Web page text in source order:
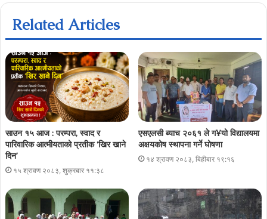
Related Articles
साउन १५ आज : परम्परा, स्वाद र
पारिवारिक आत्मीयताको प्रतीक ‘खिर खाने
दिन’
१५ श्रावण २०८३, शुक्रबार ११:३८
एसएलसी ब्याच २०६१ ले ग¥यो विद्यालयमा
अक्षयकोष स्थापना गर्ने घोषणा
१४ श्रावण २०८३, बिहीबार १९:१६